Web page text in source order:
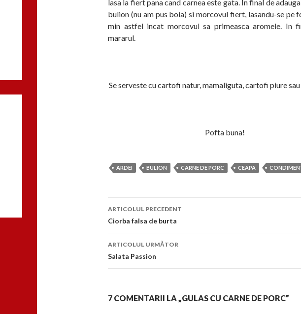
lasa la fiert pana cand carnea este gata. In final de
bulion (nu am pus boia) si morcovul fiert, lasandu-se pe
min astfel incat morcovul sa primeasca aromele. In
mararul.
Se serveste cu cartofi natur, mamaliguta, cartofi piure
Pofta buna!
ARDEI BULION CARNE DE PORC CEAPA
Navigare
în
articol
ARTICOLUL PRECEDENT
Ciorba falsa de burta
ARTICOLUL URMĂTOR
Salata Passion
7 COMENTARII LA „GULAS CU CARNE DE PORC”